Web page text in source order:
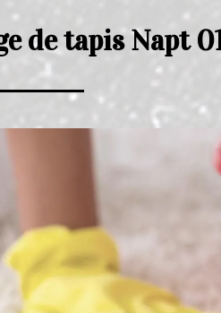
de tapis Napt